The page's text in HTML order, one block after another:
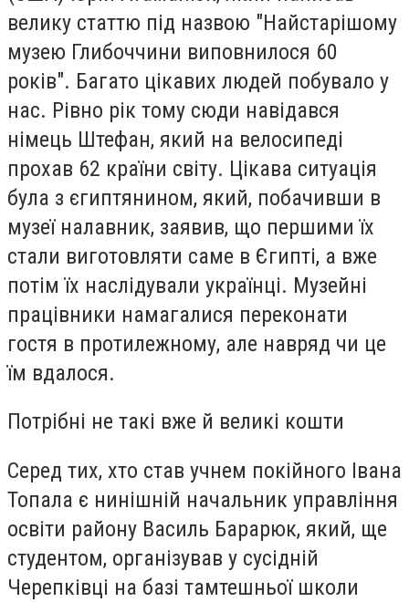
велику статтю під назвою "Найстарішому
музею Глибоччини виповнилося 60
років". Багато цікавих людей побувало у
нас. Рівно рік тому сюди навідався
німець Штефан, який на велосипеді
прохав 62 країни світу. Цікава ситуація
була з єгиптянином, який, побачивши в
музеї налавник, заявив, що першими їх
стали виготовляти саме в Єгипті, а вже
потім їх наслідували українці. Музейні
працівники намагалися переконати
гостя в протилежному, але навряд чи це
їм вдалося.
Потрібні не такі вже й великі кошти
Серед тих, хто став учнем покійного Івана
Топала є нинішній начальник управління
освіти району Василь Барарюк, який, ще
студентом, організував у сусідній
Черепківці на базі тамтешньої школи